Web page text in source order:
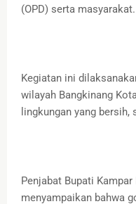
(OPD) serta
Kegiatan ini
wilayah Bangkinang
lingkungan yang bersih,
Penjabat Bupati
menyampaikan bahwa